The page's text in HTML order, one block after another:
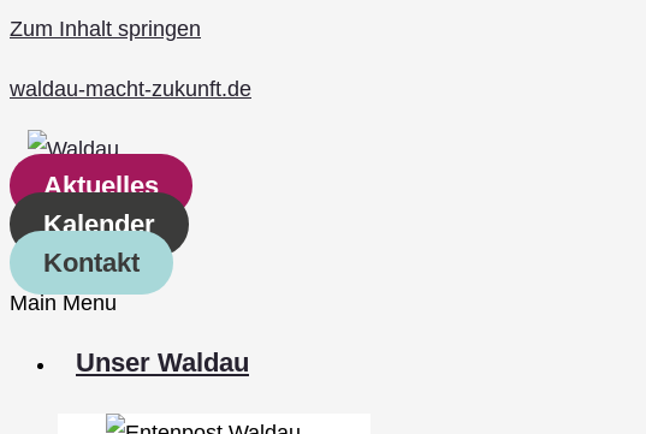
Zum Inhalt springen
waldau-macht-zukunft.de
Aktuelles
Kalender
Kontakt
Main Menu
Unser Waldau